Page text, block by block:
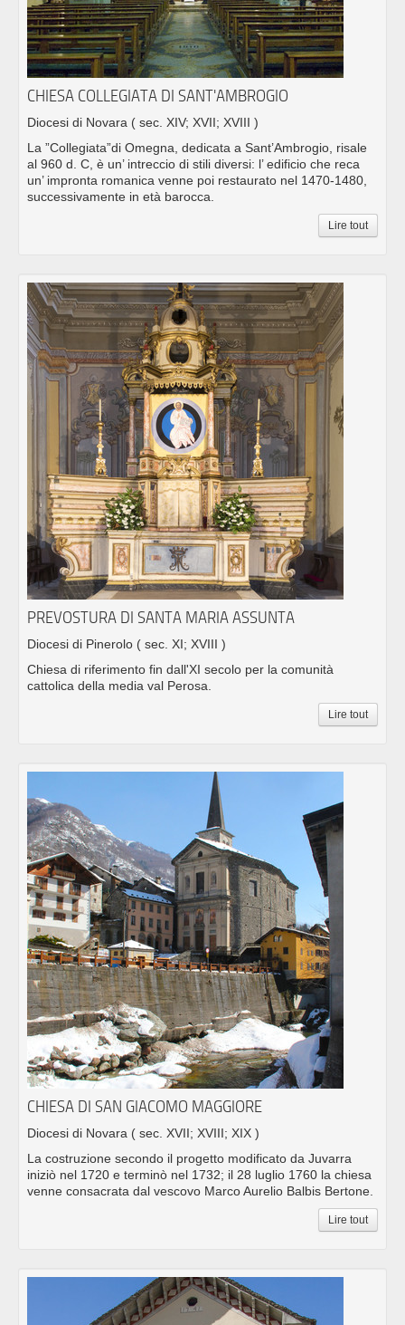
CHIESA COLLEGIATA DI SANT'AMBROGIO
Diocesi di Novara ( sec. XIV; XVII; XVIII )
La ”Collegiata”di Omegna, dedicata a Sant’Ambrogio, risale
al 960 d. C, è un’ intreccio di stili diversi: l’ edificio che reca
un’ impronta romanica venne poi restaurato nel 1470-1480,
successivamente in età barocca.
Lire tout
PREVOSTURA DI SANTA MARIA ASSUNTA
Diocesi di Pinerolo ( sec. XI; XVIII )
Chiesa di riferimento fin dall'XI secolo per la comunità
cattolica della media val Perosa.
Lire tout
CHIESA DI SAN GIACOMO MAGGIORE
Diocesi di Novara ( sec. XVII; XVIII; XIX )
La costruzione secondo il progetto modificato da Juvarra
iniziò nel 1720 e terminò nel 1732; il 28 luglio 1760 la chiesa
venne consacrata dal vescovo Marco Aurelio Balbis Bertone.
Lire tout